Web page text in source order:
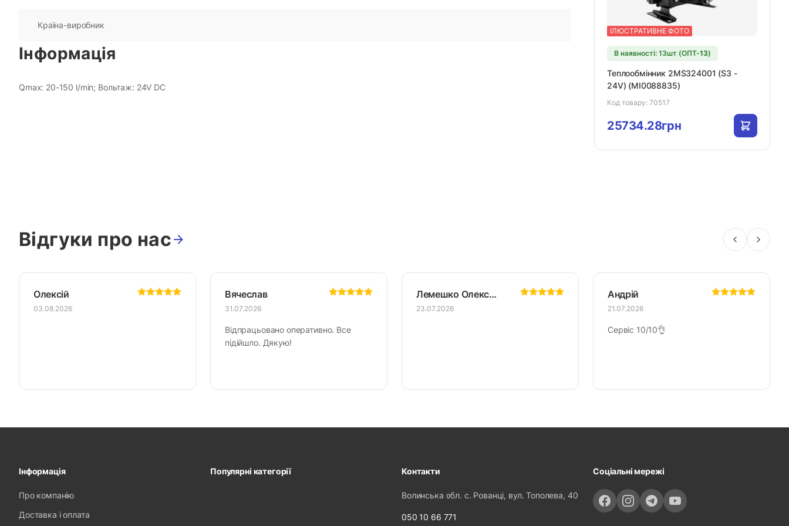
Країна-виробник
Інформація
Qmax: 20-150 l/min; Вольтаж: 24V DC
ІЛЮСТРАТИВНЕ ФОТО
В наявності: 13шт (ОПТ-13)
Теплообмінник 2MS324001 (S3 -
24V) (MI0088835)
Код товару: 70517
25734.28грн
Відгуки про нас
Олексій
03.08.2026
Вячеслав
31.07.2026
Відпрацьовано оперативно. Все
підійшло. Дякую!
Лемешко Олександр
23.07.2026
Андрій
21.07.2026
Сервіс 10/10👌
Інформація
Про компанію
Доставка і оплата
Популярні категорії Контакти
Волинська обл. с. Рованці, вул. Тополева, 40
050 10 66 771
Соціальні мережі